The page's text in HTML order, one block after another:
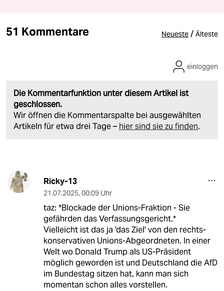
51 Kommentare Neueste / Älteste
Die Kommentarfunktion unter diesem Artikel ist
geschlossen.
Wir öffnen die Kommentarspalte bei ausgewählten
Artikeln für etwa drei Tage – hier sind sie zu finden.
einloggen
Ricky-13
21.07.2025, 00:09 Uhr
taz: *Blockade der Unions-Fraktion - Sie
gefährden das Verfassungsgericht.*
Vielleicht ist das ja 'das Ziel' von den rechts-
konservativen Unions-Abgeordneten. In einer
Welt wo Donald Trump als US-Präsident
möglich geworden ist und Deutschland die AfD
im Bundestag sitzen hat, kann man sich
momentan schon alles vorstellen.